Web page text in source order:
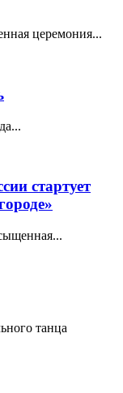
церемония...
стартует
танца